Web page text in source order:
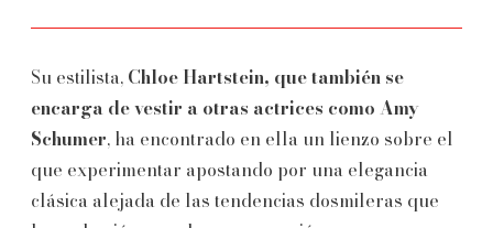
Su estilista, Chloe Hartstein, que también se
encarga de vestir a otras actrices como Amy
Schumer, ha encontrado en ella un lienzo sobre el
que experimentar apostando por una elegancia
clásica alejada de las tendencias dosmileras que